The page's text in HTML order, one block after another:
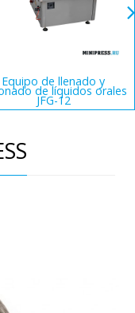
Equipo de llenado y
de líquidos orales
JFG-12